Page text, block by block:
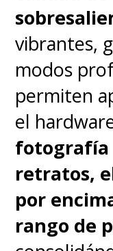
Huawei
de
uso
sola carga
aquellos
activando
Display, el
muy
vibrantes,
modos
permiten
el
retratos,
por
rango de